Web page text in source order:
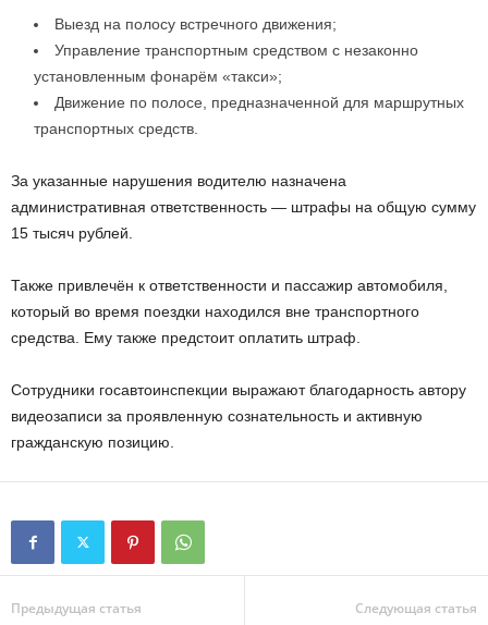
Выезд на полосу встречного движения;
Управление транспортным средством с незаконно
установленным фонарём «такси»;
Движение по полосе, предназначенной для маршрутных
транспортных средств.
За указанные нарушения водителю назначена
административная ответственность — штрафы на общую сумму
15 тысяч рублей.
Также привлечён к ответственности и пассажир автомобиля,
который во время поездки находился вне транспортного
средства. Ему также предстоит оплатить штраф.
Сотрудники госавтоинспекции выражают благодарность автору
видеозаписи за проявленную сознательность и активную
гражданскую позицию.
Предыдущая статья Следующая статья